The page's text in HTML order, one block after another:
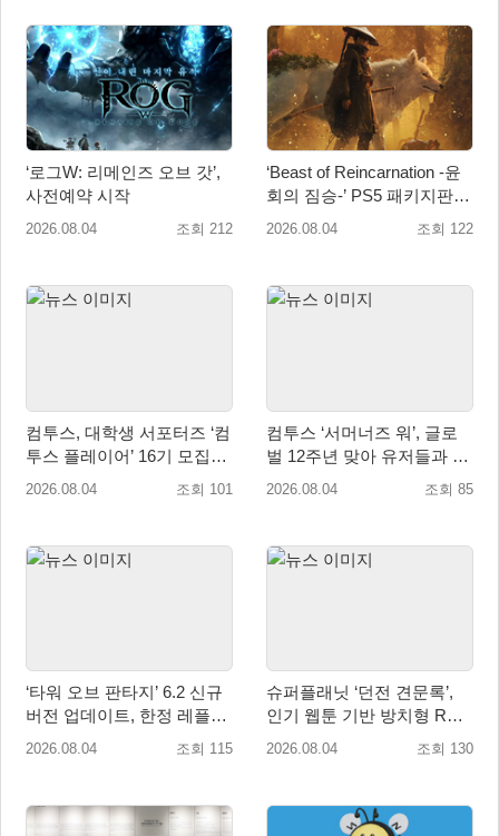
‘로그W: 리메인즈 오브 갓’,
사전예약 시작
2026.08.04 조회 212
‘Beast of Reincarnation -윤
회의 짐승-’ PS5 패키지판 8
월 4일 금일 발매
2026.08.04 조회 122
컴투스, 대학생 서포터즈 ‘컴
투스 플레이어’ 16기 모집
“게임·콘텐츠 인재 모여라!”
2026.08.04 조회 101
컴투스 ‘서머너즈 워’, 글로
벌 12주년 맞아 유저들과 함
께 ‘소환사의 숲’ 조성
2026.08.04 조회 85
‘타워 오브 판타지’ 6.2 신규
버전 업데이트, 한정 레플리
카 ‘겔피인’ 등장
2026.08.04 조회 115
슈퍼플래닛 ‘던전 견문록’,
인기 웹툰 기반 방치형 RPG
로 글로벌 정식 출시
2026.08.04 조회 130